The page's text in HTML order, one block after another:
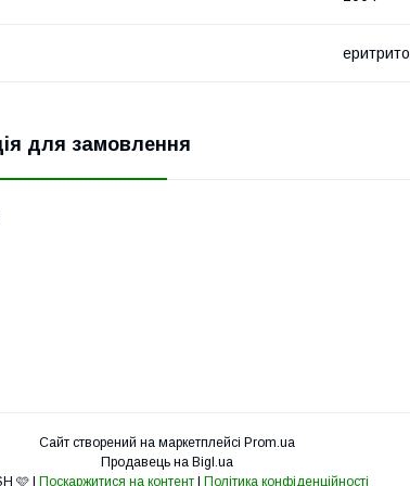
для замовлення
Сайт створений на маркетплейсі Prom.ua
Продавець на Bigl.ua
MAASH 🩷 | Поскаржитися на контент | Політика конфіденційності